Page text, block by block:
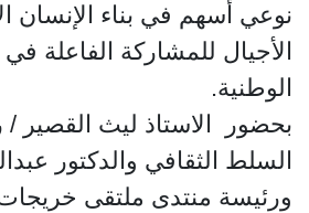
نوعي أسهم في بناء الإنسان
الأجيال للمشاركة الفاعلة
الوطنية.
بحضور الاستاذ ليث القصير
السلط الثقافي والدكتور
ورئيسة منتدى ملتقى